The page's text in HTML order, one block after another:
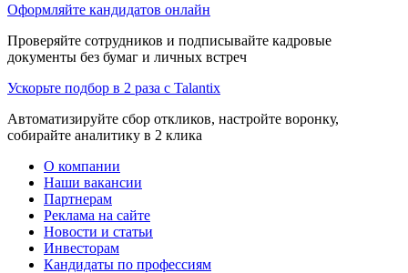
Оформляйте кандидатов онлайн
Проверяйте сотрудников и подписывайте кадровые
документы без бумаг и личных встреч
Ускорьте подбор в 2 раза с Talantix
Автоматизируйте сбор откликов, настройте воронку,
собирайте аналитику в 2 клика
О компании
Наши вакансии
Партнерам
Реклама на сайте
Новости и статьи
Инвесторам
Кандидаты по профессиям